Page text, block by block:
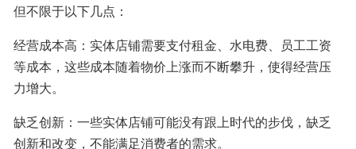
但不限于以下几点：
经营成本高：实体店铺需要支付租金、水电费、员工工资
等成本，这些成本随着物价上涨而不断攀升，使得经营压
力增大。
缺乏创新：一些实体店铺可能没有跟上时代的步伐，缺乏
创新和改变，不能满足消费者的需求。